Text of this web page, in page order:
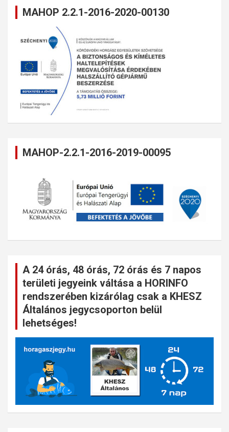
MAHOP 2.2.1-2016-2020-00130
MAHOP-2.2.1-2016-2019-00095
A 24 órás, 48 órás, 72 órás és 7 napos
területi jegyeink váltása a HORINFO
rendszerében kizárólag csak a KHESZ
Általános jegycsoporton belül
lehetséges!